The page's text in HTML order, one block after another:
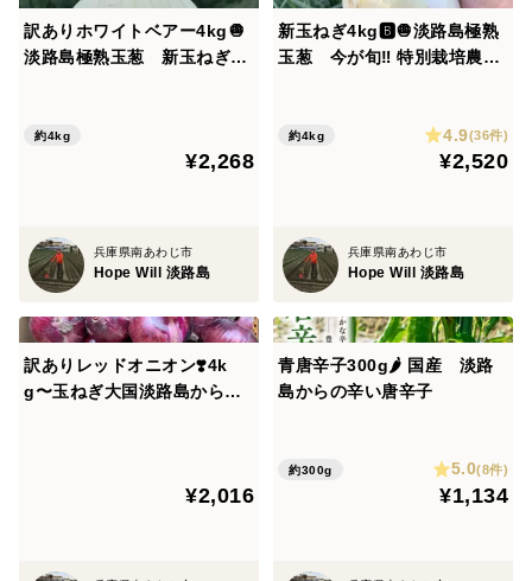
訳ありホワイトベアー4kg🧅
淡路島極熟玉葱 新玉ねぎ
約4kg
¥2,268
兵庫県南あわじ市
Hope Will 淡路島
新玉ねぎ4kg🅱️🧅淡路島極熟
玉葱 今が旬‼️ 特別栽培農産
約4kg 4.9(36件)
¥2,520
兵庫県南あわじ市
Hope Will 淡路島
訳ありレッドオニオン❣️4k
g〜玉ねぎ大国淡路島からの
¥2,016
青唐辛子300g🌶 国産 淡路
島からの辛い唐辛子
約300g 5.0(8件)
¥1,134